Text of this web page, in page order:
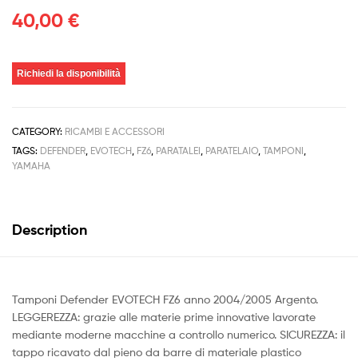
40,00 €
Richiedi la disponibilità
CATEGORY: RICAMBI E ACCESSORI
TAGS: DEFENDER, EVOTECH, FZ6, PARATALEI, PARATELAIO, TAMPONI,
YAMAHA
Description
Tamponi Defender EVOTECH FZ6 anno 2004/2005 Argento.
LEGGEREZZA: grazie alle materie prime innovative lavorate
mediante moderne macchine a controllo numerico. SICUREZZA: il
tappo ricavato dal pieno da barre di materiale plastico